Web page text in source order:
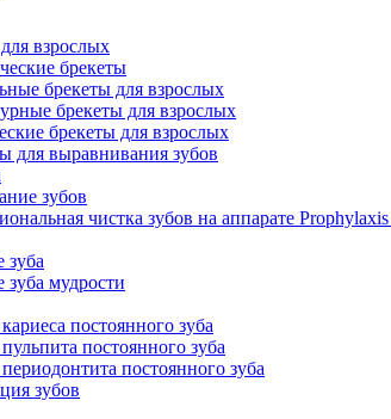
взрослых
брекеты
брекеты для взрослых
брекеты для взрослых
брекеты для взрослых
для выравнивания зубов
зубов
чистка зубов на аппарате
зуба
зуба мудрости
постоянного зуба
постоянного зуба
постоянного зуба
зубов